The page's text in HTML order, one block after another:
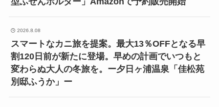
2026.8.08
スマートなカニ旅を提案。最大13％OFFとなる早
割120日前が新たに登場。早めの計画でいつもと
変わらぬ大人の冬旅を。ー夕日ヶ浦温泉「佳松苑
別邸ふうか」ー